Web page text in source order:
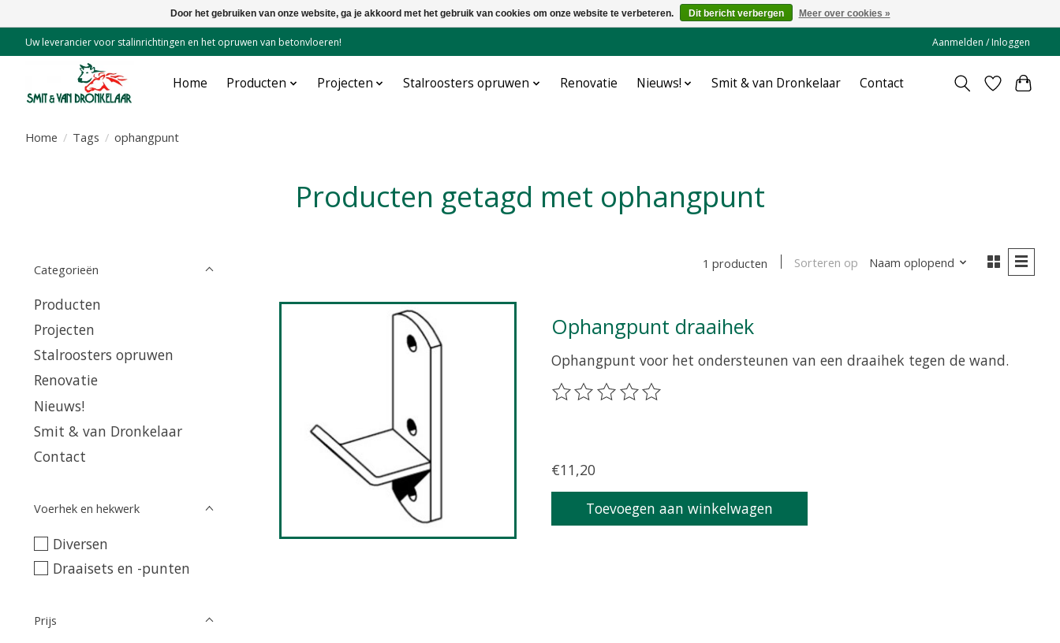
Uw leverancier voor stalinrichtingen en het opruwen van betonvloeren! Aanmelden / Inloggen
Home Producten Projecten Stalroosters opruwen Renovatie Nieuws! Smit & van Dronkelaar Contact
Home / Tags / ophangpunt
Producten getagd met ophangpunt
Categorieën
Producten
Projecten
Stalroosters opruwen
Renovatie
Nieuws!
Smit & van Dronkelaar
Contact
Voerhek en hekwerk
Diversen
Draaisets en -punten
Prijs
1 producten Sorteren op Naam oplopend
Ophangpunt draaihek
Ophangpunt voor het ondersteunen van een draaihek tegen de wand.
De beoordeling van dit product is
€11,20
Toevoegen aan winkelwagen
Door het gebruiken van onze website, ga je akkoord met het gebruik van cookies om onze website te verbeteren. Dit bericht verbergen Meer over cookies »